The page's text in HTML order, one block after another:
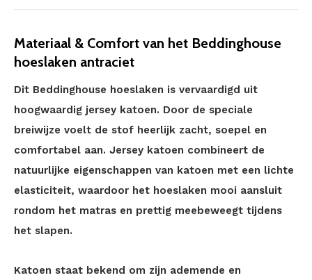
Materiaal & Comfort van het Beddinghouse
hoeslaken antraciet
Dit Beddinghouse hoeslaken is vervaardigd uit
hoogwaardig jersey katoen. Door de speciale
breiwijze voelt de stof heerlijk zacht, soepel en
comfortabel aan. Jersey katoen combineert de
natuurlijke eigenschappen van katoen met een lichte
elasticiteit, waardoor het hoeslaken mooi aansluit
rondom het matras en prettig meebeweegt tijdens
het slapen.
Katoen staat bekend om zijn ademende en